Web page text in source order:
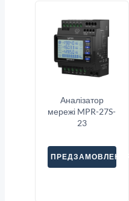
Аналізатор
мережі MPR-27S-
23
ПРЕДЗАМОВЛЕННЯ